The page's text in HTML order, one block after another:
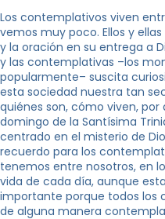
Los contemplativos viven
vemos muy poco. Ellos y
y la oración en su entrega a
y las contemplativas –los
popularmente– suscita
esta sociedad nuestra tan
quiénes son, cómo viven,
domingo de la Santísima
centrado en el misterio de
recuerdo para los
tenemos entre nosotros, en
vida de cada día, aunque
importante porque todos los
de alguna manera